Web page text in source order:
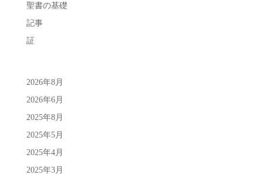
聖書の基礎
記事
証
2026年8月
2026年6月
2025年8月
2025年5月
2025年4月
2025年3月